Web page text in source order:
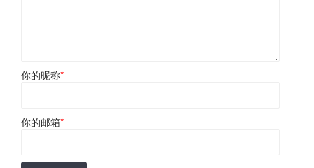
你的昵称*
你的邮箱*